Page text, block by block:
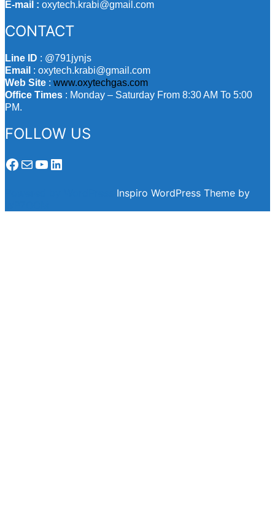
E-mail : oxytech.krabi@gmail.com
CONTACT
Line ID : @791jynjs
Email : oxytech.krabi@gmail.com
Web Site : www.oxytechgas.com
Office Times : Monday – Saturday From 8:30 AM To 5:00
PM.
FOLLOW US
Facebook
MailYouTube
LinkedIn
Inspiro WordPress Theme by